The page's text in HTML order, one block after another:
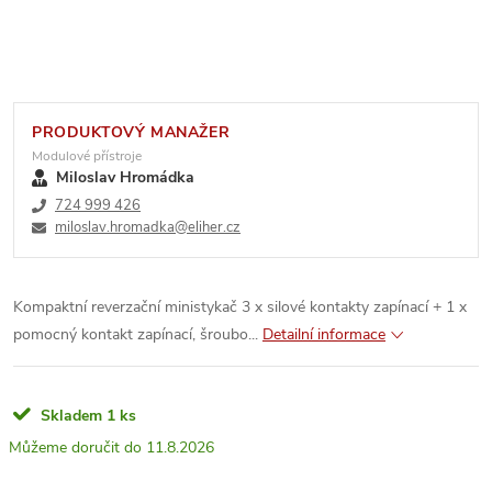
PRODUKTOVÝ MANAŽER
Modulové přístroje
Miloslav Hromádka
724 999 426
miloslav.hromadka@eliher.cz
Kompaktní reverzační ministykač 3 x silové kontakty zapínací + 1 x
pomocný kontakt zapínací, šroubo... Detailní informace
Skladem 1 ks
11.8.2026